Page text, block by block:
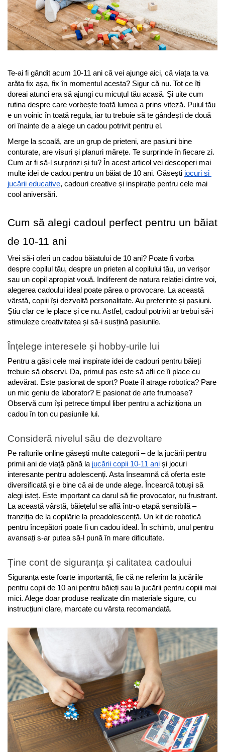
Jocuri experimente stiintifice
Casute copii
Jocuri de rol
Casute papusi
Jocuri dezvoltare emotionala
Jucarii din lemn
Jocuri si jucarii stiinta
Jocuri de relaxare
Papusi Barbie
Ceasuri copii
Jocuri de cooperare
Jocuri geografie
Jocuri invatat limba engleza
Jocuri Origami
Jocuri si jucarii educative
Jocuri STEAM
Jucarii interactive
Jucarii muzicale
Jucării ȋndemânare
Masinute si trenulete
Roboti de jucarie
Carti metoda Montessori
Carti si culegeri cu exercitii
Cărți educative pentru copii
Te-ai fi gândit acum 10-11 ani că vei ajunge aici, că viața ta va
arăta fix așa, fix în momentul acesta? Sigur că nu. Tot ce îți
doreai atunci era să ajungi cu micuțul tău acasă. Și uite cum
rutina despre care vorbește toată lumea a prins viteză. Puiul tău
e un voinic în toată regula, iar tu trebuie să te gândești de două
ori înainte de a alege un cadou potrivit pentru el.
Merge la școală, are un grup de prieteni, are pasiuni bine
conturate, are visuri și planuri mărețe. Te surprinde în fiecare zi.
Cum ar fi să-l surprinzi și tu? În acest articol vei descoperi mai
multe idei de cadou pentru un băiat de 10 ani. Găsești jocuri si
jucării educative, cadouri creative și inspirație pentru cele mai
cool aniversări.
Cum să alegi cadoul perfect pentru un băiat
de 10-11 ani
Vrei să-i oferi un cadou băiatului de 10 ani? Poate fi vorba
despre copilul tău, despre un prieten al copilului tău, un verișor
sau un copil apropiat vouă. Indiferent de natura relației dintre voi,
alegerea cadoului ideal poate părea o provocare. La această
vârstă, copiii își dezvoltă personalitate. Au preferințe și pasiuni.
Știu clar ce le place și ce nu. Astfel, cadoul potrivit ar trebui să-i
stimuleze creativitatea și să-i susțină pasiunile.
Înțelege interesele și hobby-urile lui
Pentru a găsi cele mai inspirate idei de cadouri pentru băieți
trebuie să observi. Da, primul pas este să afli ce îi place cu
adevărat. Este pasionat de sport? Poate îl atrage robotica? Pare
un mic geniu de laborator? E pasionat de arte frumoase?
Observă cum își petrece timpul liber pentru a achiziționa un
cadou în ton cu pasiunile lui.
Consideră nivelul său de dezvoltare
Pe rafturile online găsești multe categorii – de la jucării pentru
primii ani de viață până la jucării copii 10-11 ani și jocuri
interesante pentru adolescenți. Asta înseamnă că oferta este
diversificată și e bine că ai de unde alege. Încearcă totuși să
alegi isteț. Este important ca darul să fie provocator, nu frustrant.
La această vârstă, băiețelul se află într-o etapă sensibilă –
tranziția de la copilărie la preadolescență. Un kit de robotică
pentru începători poate fi un cadou ideal. În schimb, unul pentru
avansați s-ar putea să-l pună în mare dificultate.
Ține cont de siguranța și calitatea cadoului
Siguranța este foarte importantă, fie că ne referim la jucăriile
pentru copii de 10 ani pentru băieți sau la jucării pentru copiii mai
mici. Alege doar produse realizate din materiale sigure, cu
instrucțiuni clare, marcate cu vârsta recomandată.